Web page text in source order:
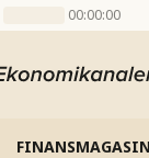
00:00:00